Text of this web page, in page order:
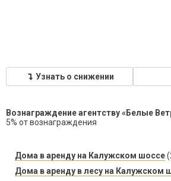
Узнать о снижении
Вознаграждение агентству «Белые
5% от вознаграждения
Дома в аренду на Калужском шоссе
Дома в аренду в лесу на Калужском